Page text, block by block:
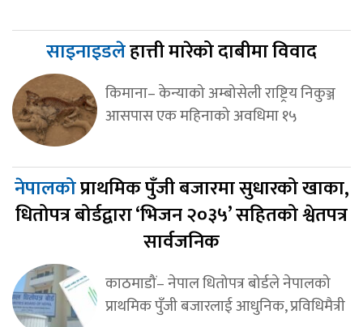
साइनाइडलेहात्ती मारेको दाबीमा विवाद
किमाना– केन्याको अम्बोसेली राष्ट्रिय निकुञ्ज
आसपास एक महिनाको अवधिमा १५
नेपालकोप्राथमिक पुँजी बजारमा सुधारको खाका,
धितोपत्र बोर्डद्वारा ‘भिजन २०३५’ सहितको श्वेतपत्र
सार्वजनिक
काठमाडौं– नेपाल धितोपत्र बोर्डले नेपालको
प्राथमिक पुँजी बजारलाई आधुनिक, प्रविधिमैत्री